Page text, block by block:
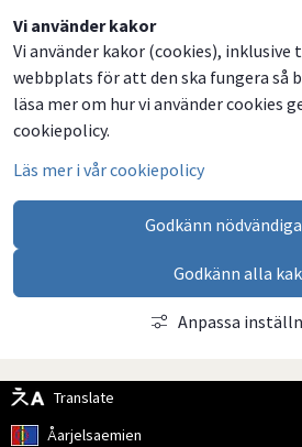
Vi använder kakor
Vi använder kakor (cookies), inklusive
webbplats för att den ska fungera så
läsa mer om hur vi använder cookies
cookiepolicy.
Läs mer i vår cookiepolicy
Godkänn
Godkänn alla
Anpassa
Translate
Åarjelsaemien
Dela
på
Facebook
Dela
på
Twitter
Dela
på
LinkedIn
Dela
via
email